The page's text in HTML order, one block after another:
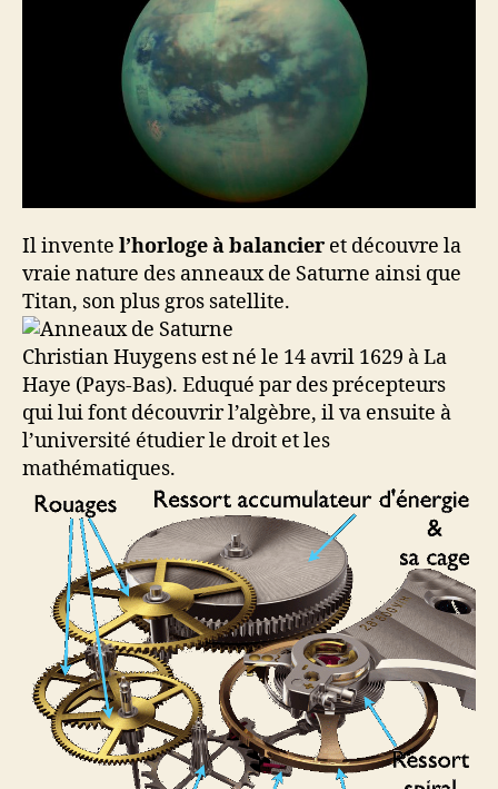
Il invente l’horloge à balancier et découvre la
vraie nature des anneaux de Saturne ainsi que
Titan, son plus gros satellite.
Christian Huygens est né le 14 avril 1629 à La
Haye (Pays-Bas). Eduqué par des précepteurs
qui lui font découvrir l’algèbre, il va ensuite à
l’université étudier le droit et les
mathématiques.